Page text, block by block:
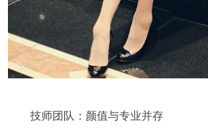
技师团队：颜值与专业并存